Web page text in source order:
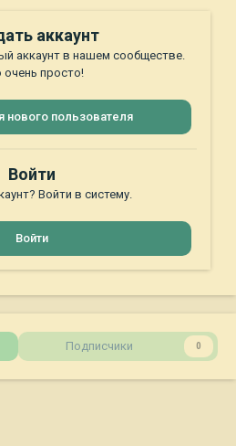
аккаунт
аккаунт в нашем сообществе.
очень просто!
нового пользователя
Войти
Войти в систему.
Войти
Подписчики 0